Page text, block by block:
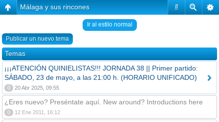
#
Málaga y sus rincones
Ir al estilo normal
Publicar un nuevo tema
Temas
¡¡¡ATENCIÓN QUINIELISTAS!!! JORNADA 38 || Primer partido:
SÁBADO, 23 de mayo, a las 21:00 h. (HORARIO UNIFICADO)
0 20 Abr 2025, 09:55
¿Eres nuevo? Preséntate aquí. New around? Introductions here
0 12 Ene 2011, 16:12